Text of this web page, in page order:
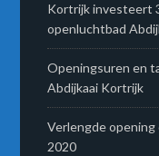
Kortrijk investeert
openluchtbad
Openingsuren en
Abdijkaai Kortrijk
Verlengde
2020